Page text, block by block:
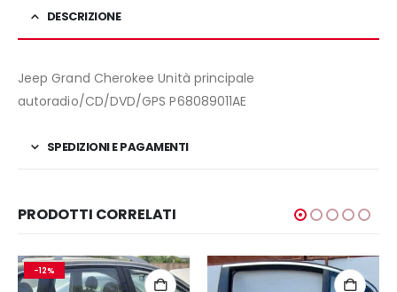
DESCRIZIONE
Jeep Grand Cherokee Unità principale
autoradio/CD/DVD/GPS P68089011AE
SPEDIZIONI E PAGAMENTI
PRODOTTI CORRELATI
-12%